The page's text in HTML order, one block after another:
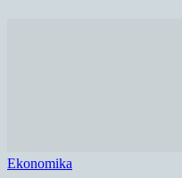
Ekonomika